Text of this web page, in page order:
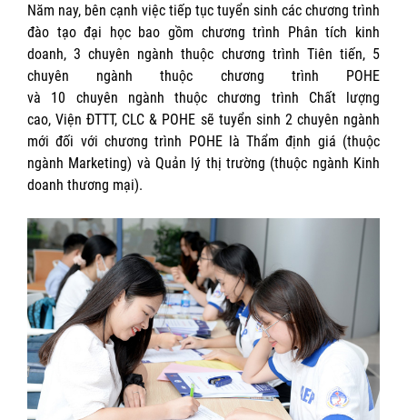
Năm nay, bên cạnh việc tiếp tục tuyển sinh các chương trình
đào tạo đại học bao gồm chương trình Phân tích kinh
doanh, 3 chuyên ngành thuộc chương trình Tiên tiến, 5
chuyên ngành thuộc chương trình POHE
và 10 chuyên ngành thuộc chương trình Chất lượng
cao, Viện ĐTTT, CLC & POHE sẽ tuyển sinh 2 chuyên ngành
mới đối với chương trình POHE là Thẩm định giá (thuộc
ngành Marketing) và Quản lý thị trường (thuộc ngành Kinh
doanh thương mại).